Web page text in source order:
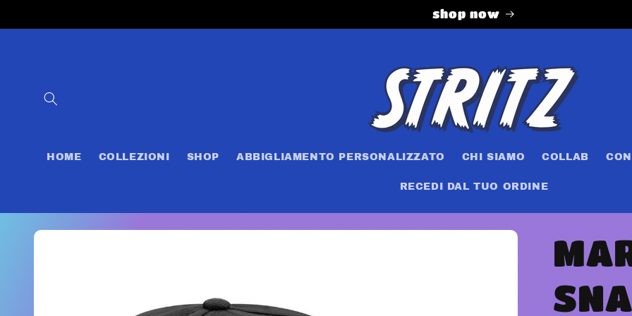
ai contenuti
shop now
HOME COLLEZIONI SHOP ABBIGLIAMENTO PERSONALIZZATO CHI SIAMO COLLAB
RECEDI DAL TUO ORDINE
Passa alle